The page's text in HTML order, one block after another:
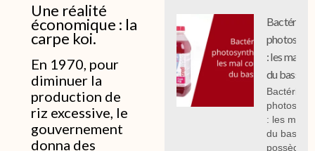
Une réalité
économique : la
carpe koi.
En 1970, pour
diminuer la
production de
riz excessive, le
gouvernement
donna des
Bactéries
: les mal
du bassin.
Bactéries
: les mal
du bassin,
possèdent